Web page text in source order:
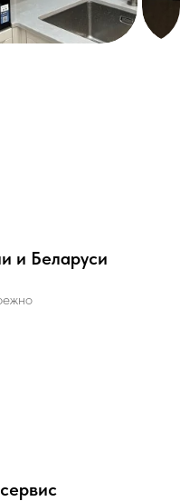
и Беларуси